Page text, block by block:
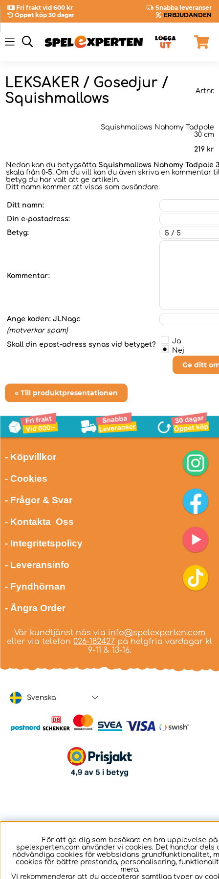
Fri frakt vid 600 kr
Snabba leveranser
Öppet köp 30 dagar
ERBJUDANDEN
LEKSAKER / Gosedjur /
Squishmallows
Artnr.
Squishmallows Nahomy Tadpole
30 cm
219 kr
Nedan kan du betygsätta Squishmallows Nahomy Tadpole
skala från 0-5. Om du vill kan du även skriva en kommentar
betyg du har valt att ge artikeln.
Ditt namn kommer att visas som avsändare.
Ditt namn:
Din e-postadress:
Betyg:
Kommentar:
Ange koden: JLNagc
(motverkar spam)
Skall din epost-adress synas vid betyget?
Ja
Nej
Ge ditt
« Till produktpresentationen
- Köpvillkor
- Cookies
- Frågor & Svar
- Kontakta Oss
- Integritetspolicy
- Leveransinfo
- Fyndhörnan
- Ångra Order
Vår kundtjänst nås via info@spelexperten.com
eller via telefon 026-182427 på helgfria vardagar kl
9-11 & 13-16.
Svenska
För att ge dig som besökare en bra upplevelse på
spelexperten.com använder vi cookies. Det handlar dels
nödvändiga cookies för webbsidans grundfunktionalitet,
cookies för bättre prestanda, personalisering,
mera.
Vi rekommenderar att du accepterar samtliga typer av